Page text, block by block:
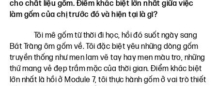
cho chất liệu gốm. Điểm khác biệt lớn nhất giữa việc
làm gốm của chị trước đó và hiện tại là gì?
Tôi mê gốm từ thời đi học, hồi đó suốt ngày sang
Bát Tràng ôm gốm về. Tôi đặc biệt yêu những dòng gốm
truyền thống như men lam vẽ tay hay men màu tro, những
thứ mang vẻ đẹp trầm mặc của thời gian. Điểm khác biệt
lớn nhất là hồi ở Module 7, tôi thực hành gốm ở vai trò thiết